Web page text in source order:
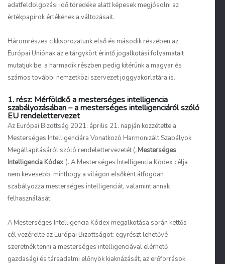
adatfeldolgozási idő töredéke alatt képesek megjósolni az
értékpapírok értékének a változásait.
Háromrészes cikksorozatunk első és második részében az
Európai Uniónak az e tárgykört érintő jogalkotási folyamatait
mutatjuk be, a harmadik részben pedig kitérünk a magyar és
számos további nemzetközi szervezet joggyakorlatára is.
1. rész: Mérföldkő a mesterséges intelligencia
szabályozásában– a mesterséges intelligenciáról szóló
EU rendelettervezet
Az Európai Bizottság 2021. április 21. napján közzétette a
Mesterséges Intelligenciára Vonatkozó Harmonizált Szabályok
Megállapításáról szóló rendelettervezetét („Mesterséges
Intelligencia Kódex”). A Mesterséges Intelligencia Kódex célja
nem kevesebb, minthogy a világon elsőként átfogóan
szabályozza mesterséges intelligenciát, valamint annak
felhasználását.
A Mesterséges Intelligencia Kódex megalkotása során kettős
cél vezérelte az Európai Bizottságot: egyrészt lehetővé
szeretnék tenni a mesterséges intelligenciával elérhető
gazdasági és társadalmi előnyök kiaknázását, az erőforrások